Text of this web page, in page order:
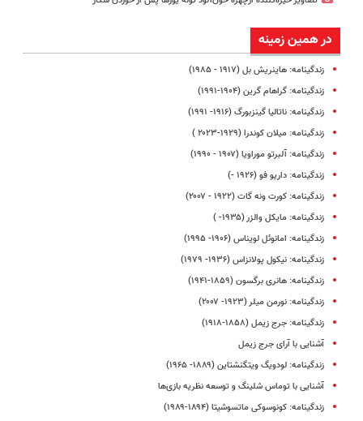
در همین زمینه
زندگینامه: هاینریش بل (۱۹۱۷ - ۱۹۸۵)
زندگینامه: گراهام گرین (۱۹۰۴-۱۹۹۱)
زندگینامه: ناتالیا گینزبورگ (۱۹۱۶- ۱۹۹۱)
زندگینامه: میلان کوندرا (۱۹۲۹-۲۰۲۳ )
زندگینامه: آلبرتو موراویا (۱۹۰۷ - ۱۹۹۰)
زندگینامه: داریو فو (۱۹۲۶ -)
زندگینامه: کورت ونه گات (۱۹۲۲ - ۲۰۰۷)
زندگینامه: مایکل والزر (۱۹۳۵- )
زندگینامه: امانوئل لویناس (۱۹۰۶- ۱۹۹۵)
زندگینامه: نیکول پولانزاس (۱۹۳۶- ۱۹۷۹)
زندگینامه: هانری برگسون (۱۸۵۹-۱۹۴۱)
زندگینامه: نورمن میلر (۱۹۲۳- ۲۰۰۷)
زندگینامه: جرج زیمل (۱۸۵۸-۱۹۱۸)
آشنایی با آرای جرج زیمل
زندگینامه: لودویگ ویتگنشتاین (۱۸۸۹- ۱۹۶۵)
آشنایی با توماس شلینگ و توسعه نظریه بازی‌ها
زندگینامه: کونوسوکی ماتسوشیتا (۱۸۹۴-۱۹۸۹)